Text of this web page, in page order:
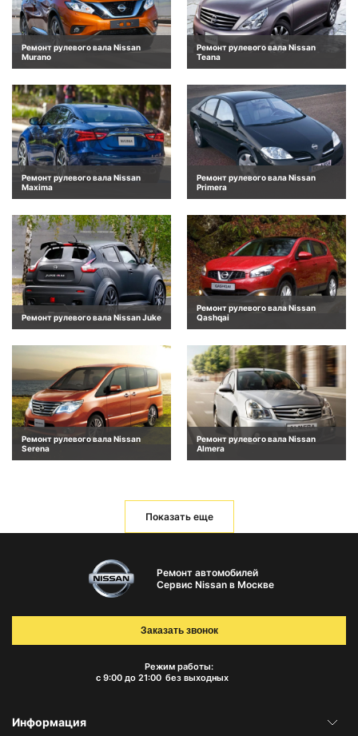
Ремонт рулевого вала Nissan
Murano
Ремонт рулевого вала Nissan
Teana
Ремонт рулевого вала Nissan
Maxima
Ремонт рулевого вала Nissan
Primera
Ремонт рулевого вала Nissan Juke
Ремонт рулевого вала Nissan
Qashqai
Ремонт рулевого вала Nissan
Serena
Ремонт рулевого вала Nissan
Almera
Показать еще
Ремонт автомобилей
Сервис Nissan в Москве
Режим работы:
с 9:00 до 21:00 без выходных
Заказать звонок
Информация